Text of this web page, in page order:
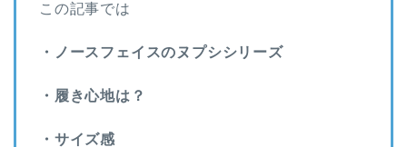
この記事では
・ノースフェイスのヌプシシリーズ
・履き心地は？
・サイズ感